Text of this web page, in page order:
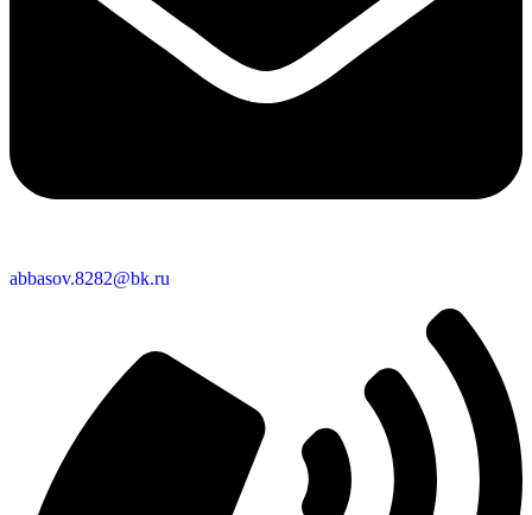
abbasov.8282@bk.ru